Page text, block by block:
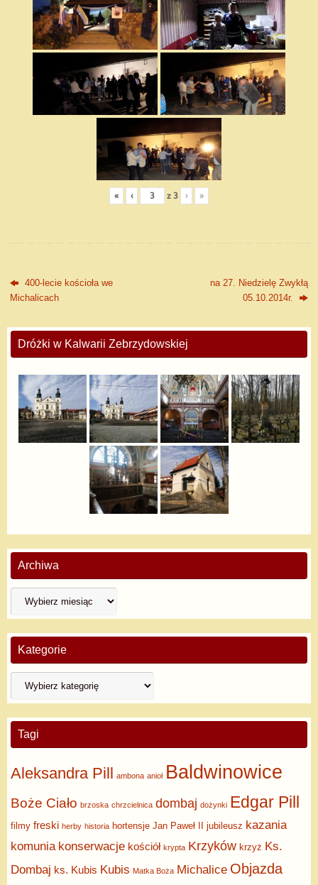
« ‹ z3 › »
400-lecie kościoła we
Michalicach
na 27. Niedzielę Zwykłą
05.10.2014r.
Dróżki w Kalwarii Zebrzydowskiej
Archiwa
Kategorie
Tagi
Aleksandra Pill ambona anioł Baldwinowice
Boże Ciało brzoska chrzcielnica dombaj dożynki Edgar Pill
filmy freski herby historia hortensje Jan Paweł II jubileusz kazania
komunia konserwacje kościół krypta Krzyków krzyż Ks.
Dombaj ks. Kubis Kubis Matka Boża Michalice Objazda